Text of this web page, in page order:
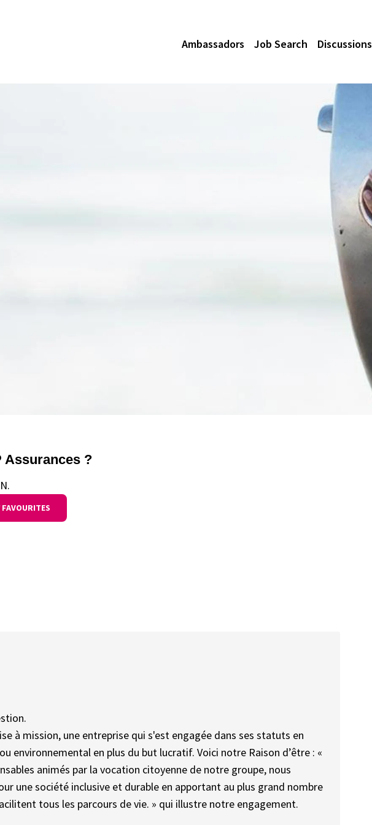
Ambassadors Job Search Discussions
Assurances ?
FAVOURITES
à mission, une entreprise qui s'est engagée dans ses statuts en
environnemental en plus du but lucratif. Voici notre Raison d’être : «
animés par la vocation citoyenne de notre groupe, nous
une société inclusive et durable en apportant au plus grand nombre
tous les parcours de vie. » qui illustre notre engagement.